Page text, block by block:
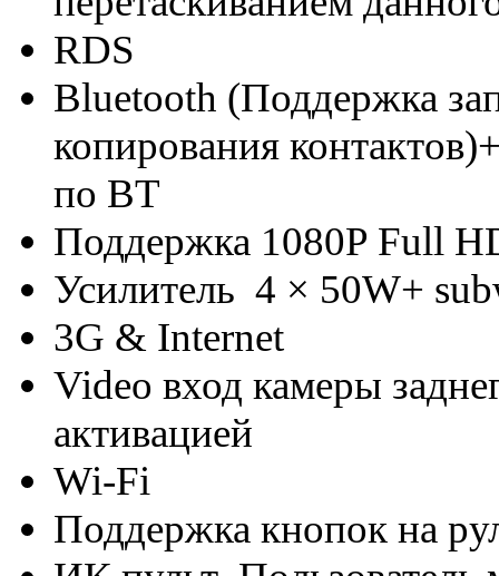
RDS
Bluetooth (Поддержка
копирования
по BT
Поддержка 1080P Full
Усилитель 4 × 50W+
3G & Internet
Video вход камеры
активацией
Wi-Fi
Поддержка кнопок на